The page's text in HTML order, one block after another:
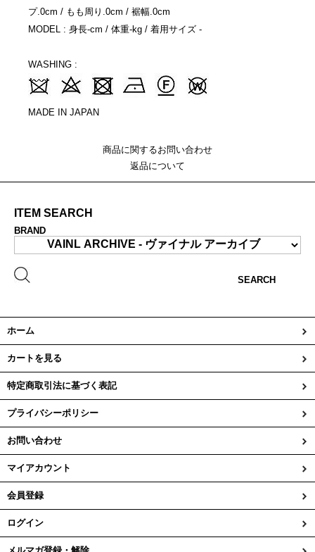
プ.0cm / もも周り.0cm / 裾幅.0cm
MODEL : 身長-cm / 体重-kg / 着用サイズ -
WASHING :
MADE IN JAPAN
商品に関するお問い合わせ
返品について
ITEM SEARCH
BRAND
SEARCH
ホーム
カートを見る
特定商取引法に基づく表記
プライバシーポリシー
お問い合わせ
マイアカウント
会員登録
ログイン